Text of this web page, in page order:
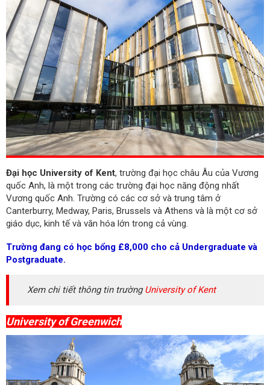
Đại học University of Kent, trường đại học châu Âu của Vương
quốc Anh, là một trong các trường đại học năng động nhất
Vương quốc Anh. Trường có các cơ sở và trung tâm ở
Canterburry, Medway, Paris, Brussels và Athens và là một cơ sở
giáo dục, kinh tế và văn hóa lớn trong cả vùng.
Trường đang có học bổng £8,000 cho cả Undergraduate và
Postgraduate.
Xem chi tiết thông tin trườngUniversity of Kent
University of Greenwich